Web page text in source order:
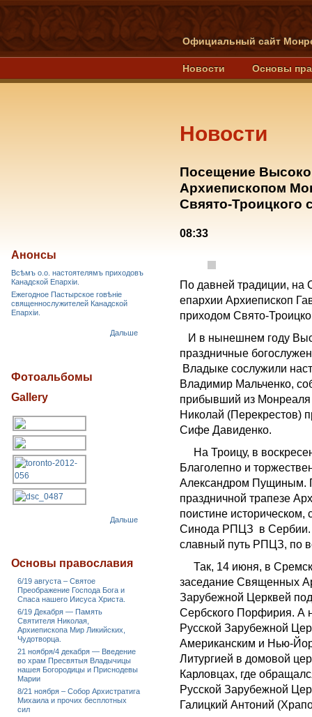
Официальный сайт
Новости Основы
Новости
Посещение
Архиепископом
Свяято-Троицкого
08:33
По давней традиции, на
епархии Архиепископ
приходом Свято-
И в нынешнем году
праздничные
Владыке сослужили
Владимир Мальченко,
прибывший из
Николай (Перекрестов)
Сифе Давиденко.
На Троицу, в
Благолепно и
Александром Пущиным.
праздничной трапезе
поистине
Синода РПЦЗ в Сербии.
славный путь РПЦЗ, по
Так, 14 июня, в
заседание Священных
Зарубежной Церквей
Сербского Порфирия. А
Русской Зарубежной
Американским и Нью-
Литургией в домовой
Карловцах, где
Русской Зарубежной
Галицкий Антоний
Анонсы
Всѣмъ о.о. настоятелямъ приходовъ
Канадской Епархiи.
Ежегодное Пастырское говѣніе
священнослужителей Канадской
Епархіи.
Дальше
Фотоальбомы
Gallery
Дальше
Основы православия
6/19 августа – Святое
Преображение Господа Бога и
Спаса нашего Иисуса Христа.
6/19 Декабря — Память
Святителя Николая,
Архиепископа Мир Ликийских,
Чудотворца.
21 ноября/4 декабря — Введение
во храм Пресвятыя Владычицы
нашея Богородицы и Приснодевы
Марии
8/21 ноября – Собор Архистратига
Михаила и прочих бесплотных
сил